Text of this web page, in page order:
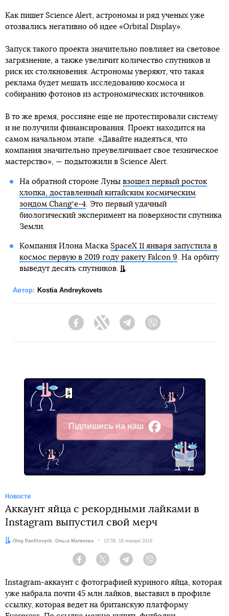
Как пишет Science Alert, астрономы и ряд ученых уже
отозвались негативно об идее «Orbital Display».
Запуск такого проекта значительно повлияет на световое
загрязнение, а также увеличит количество спутников и
риск их столкновения. Астрономы уверяют, что такая
реклама будет мешать исследованию космоса и
собиранию фотонов из астрономических источников.
В то же время, россияне еще не протестировали систему
и не получили финансирования. Проект находится на
самом начальном этапе. «Давайте надеяться, что
компания значительно преувеличивает свое техническое
мастерство», — подытожили в Science Alert.
На обратной стороне Луны взошел первый росток
хлопка, доставленный китайским космическим
зондом Changʼe-4. Это первый удачный
биологический эксперимент на поверхности спутника
Земли.
Компания Илона Маска SpaceX 11 января запустила в
космос первую в 2019 году ракету Falcon 9 . На орбиту
выведут десять спутников.
Автор: Kostia Andreykovets
FacebookTwitter Telegram
Підпишись на наш
Facebook
Новости
Аккаунт яйца с рекордными лайками в
Instagram выпустил свой мерч
Авторы:
Oleg Panfilovych Ольга Матвеева Дата:
13:58, 16 января 2019
Facebook Twitter Telegram
Instagram-аккаунт с фотографией куриного яйца, которая
уже набрала почти 45 млн лайков, выставил в профиле
ссылку, которая ведет на британскую платформу